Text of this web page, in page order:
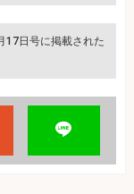
17日号に掲載された